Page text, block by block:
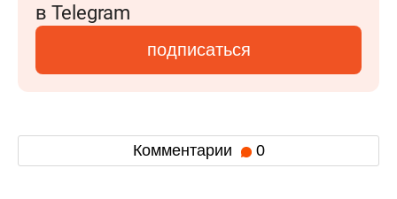
в Telegram
подписаться
Комментарии 0